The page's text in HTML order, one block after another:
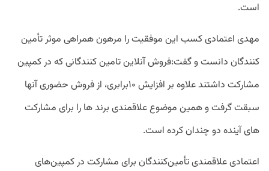
است.
مهدی اعتمادی کسب این موفقیت را مرهون همراهی موثر تأمین
کنندگان دانست و گفت:فروش آنلاین تامین کنندگانی که در کمپین
مشارکت داشتند علاوه بر افزایش ۱۰برابری، از فروش حضوری آنها
سبقت گرفت و همین موضوع علاقمندی برند ها را برای مشارکت
های آینده دو چندان کرده است.
اعتمادی علاقمندی تأمین‌کنندگان برای مشارکت در کمپین‌های